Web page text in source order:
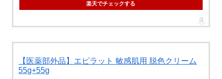
楽天でチェックする
【医薬部外品】エピラット 敏感肌用 脱色クリーム
55g+55g